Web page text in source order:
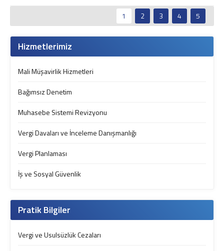
Teklif İsteyin
1 2 3 4 5
Hizmetlerimiz
Mali Müşavirlik Hizmetleri
Bağımsız Denetim
Muhasebe Sistemi Revizyonu
Vergi Davaları ve İnceleme Danışmanlığı
Vergi Planlaması
İş ve Sosyal Güvenlik
Pratik Bilgiler
Vergi ve Usulsüzlük Cezaları